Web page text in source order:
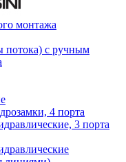
монтажа
потока) с ручным
4 порта
3 порта